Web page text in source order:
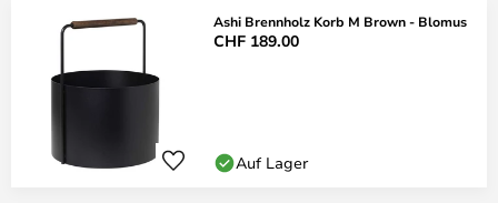
Ashi Brennholz Korb M Brown - Blomus
CHF 189.00
Auf Lager